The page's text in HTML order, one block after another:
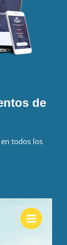
de
todos los